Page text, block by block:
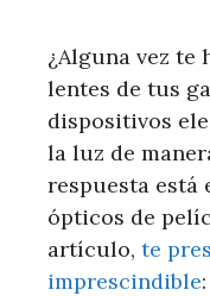
¿Alguna vez te
lentes de tus
dispositivos
la luz de
respuesta está
ópticos de
artículo, te
imprescindible